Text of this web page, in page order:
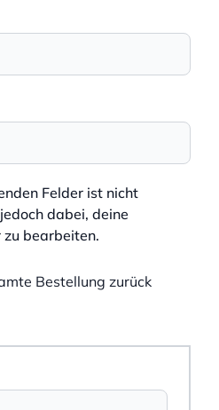
Felder ist nicht
dabei, deine
zu bearbeiten.
Bestellung zurück